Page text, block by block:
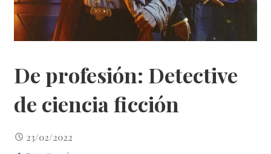
De profesión: Detective
de ciencia ficción
23/02/2022